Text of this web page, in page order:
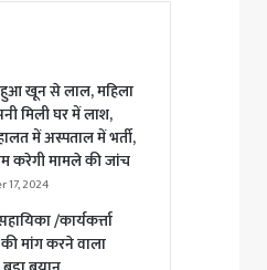
हुआ खून से लाल, महिला
मिली घर में लाश,
में अस्पताल में भर्ती,
करेगी मामले की जांच
17, 2024
/कार्यकर्त्ता
मांग करने वाला